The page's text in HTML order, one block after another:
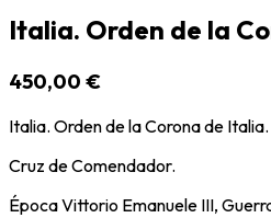
Italia. Orden de la
450,00 €
Italia. Orden de la Corona de Italia.
Cruz de Comendador.
Época Vittorio Emanuele III,